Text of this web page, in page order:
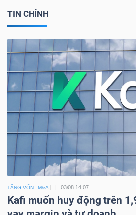
TIN CHÍNH
TĂNG VỐN - M&A 03/08 14:07
Kafi muốn huy động trên